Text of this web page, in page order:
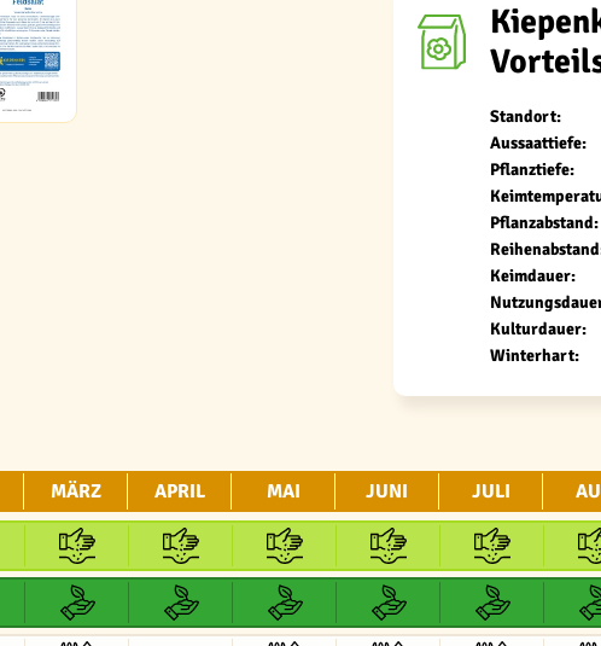
Standort:
Aussaattiefe:
Pflanztiefe:
Pflanzabstand:
Keimdauer:
Kulturdauer:
Winterhart:
MÄRZ APRIL MAI JUNI JULI